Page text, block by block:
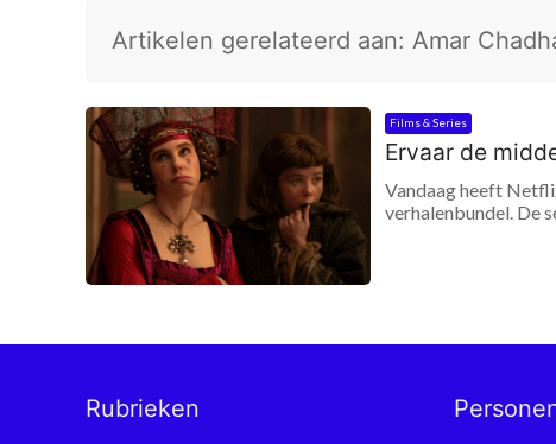
Artikelen gerelateerd aan: Amar
Films & Series
Ervaar de
Vandaag heeft
verhalenbundel. De
Rubrieken